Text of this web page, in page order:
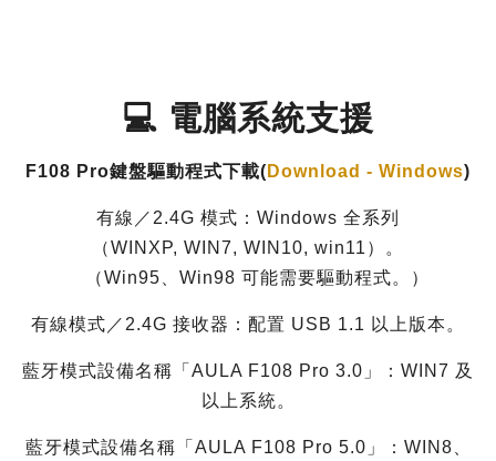
💻 電腦系統支援
F108 Pro鍵盤驅動程式下載( Download - Windows)
有線／2.4G 模式：Windows 全系列
（WINXP, WIN7, WIN10, win11）。
（Win95、Win98 可能需要驅動程式。）
有線模式／2.4G 接收器：配置 USB 1.1 以上版本。
藍牙模式設備名稱「AULA F108 Pro 3.0」：WIN7 及
以上系統。
藍牙模式設備名稱「AULA F108 Pro 5.0」：WIN8、